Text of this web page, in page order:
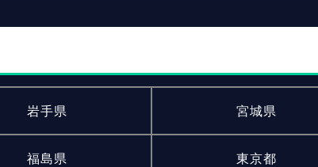
岩手県 宮城県
福島県 東京都